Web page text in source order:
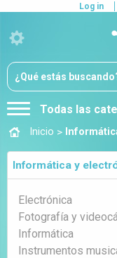
Todas las
Log in
Inicio >
Informática y
Electrónica
Fotografía y
Informática
Instrumentos